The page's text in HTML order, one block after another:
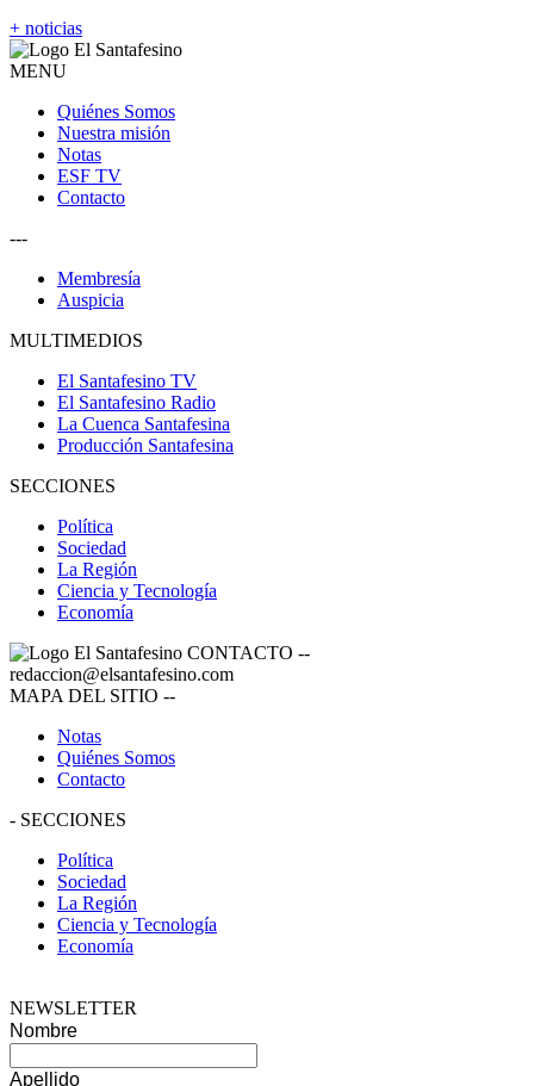
+ noticias
MENU
Quiénes Somos
Nuestra misión
Notas
ESF TV
Contacto
---
Membresía
Auspicia
MULTIMEDIOS
El Santafesino TV
El Santafesino Radio
La Cuenca Santafesina
Producción Santafesina
SECCIONES
Política
Sociedad
La Región
Ciencia y Tecnología
Economía
CONTACTO --
redaccion@elsantafesino.com
MAPA DEL SITIO --
Notas
Quiénes Somos
Contacto
- SECCIONES
Política
Sociedad
La Región
Ciencia y Tecnología
Economía
NEWSLETTER
Nombre
Apellido